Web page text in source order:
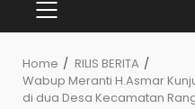
PRIMARY
MENU
Home
RILIS BERITA
Wabup Meranti H.Asmar
di dua Desa Kecamatan